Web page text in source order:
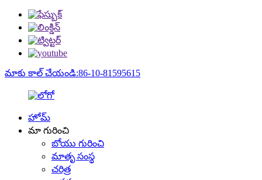
మాకు కాల్ చేయండి:86-10-81595615
హోమ్
మా గురించి
బోయు గురించి
మాతృ సంస్థ
చరిత్ర